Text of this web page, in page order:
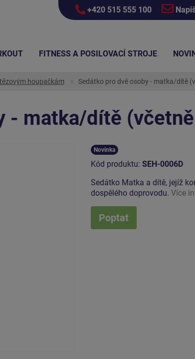
+420 515 555 100
houpačkám Sedátko pro dvě osoby - matka/dítě
- matka/dítě
Novinka
Kód produktu: SEH-0006D
Sedátko Matka a dítě, jejíž
dospělého doprovodu. Více
Poptat
FITNESS A POSILOVACÍ STROJE